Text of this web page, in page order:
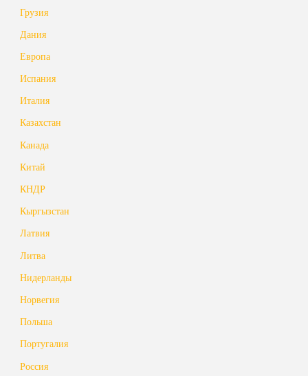
Грузия
Дания
Европа
Испания
Италия
Казахстан
Канада
Китай
КНДР
Кыргызстан
Латвия
Литва
Нидерланды
Норвегия
Польша
Португалия
Россия